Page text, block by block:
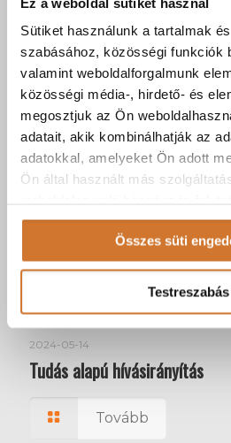
Sütiket használunk a tartalmak
szabásához, közösségi funkciók
valamint weboldalforgalmunk
közösségi média-, hirdető- és
megosztjuk az Ön
adatait, akik kombinálhatják az
adatokkal, amelyeket Ön adott
Ön által használt más
sütik használatához.
Összes süti
Testreszabás
XXI. századi telefonközpont a
Tovább
2024-05-14
Tudás alapú hívásirányítás
Tovább